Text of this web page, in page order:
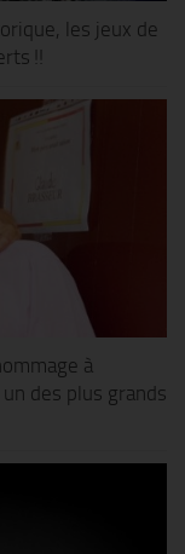
les jeux de
!!
à
des plus grands